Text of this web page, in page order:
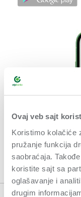
Ovaj veb sajt
Koristimo kolačiće
pružanje funkcija
saobraćaja.
koristite sajt sa
oglašavanje i
drugim